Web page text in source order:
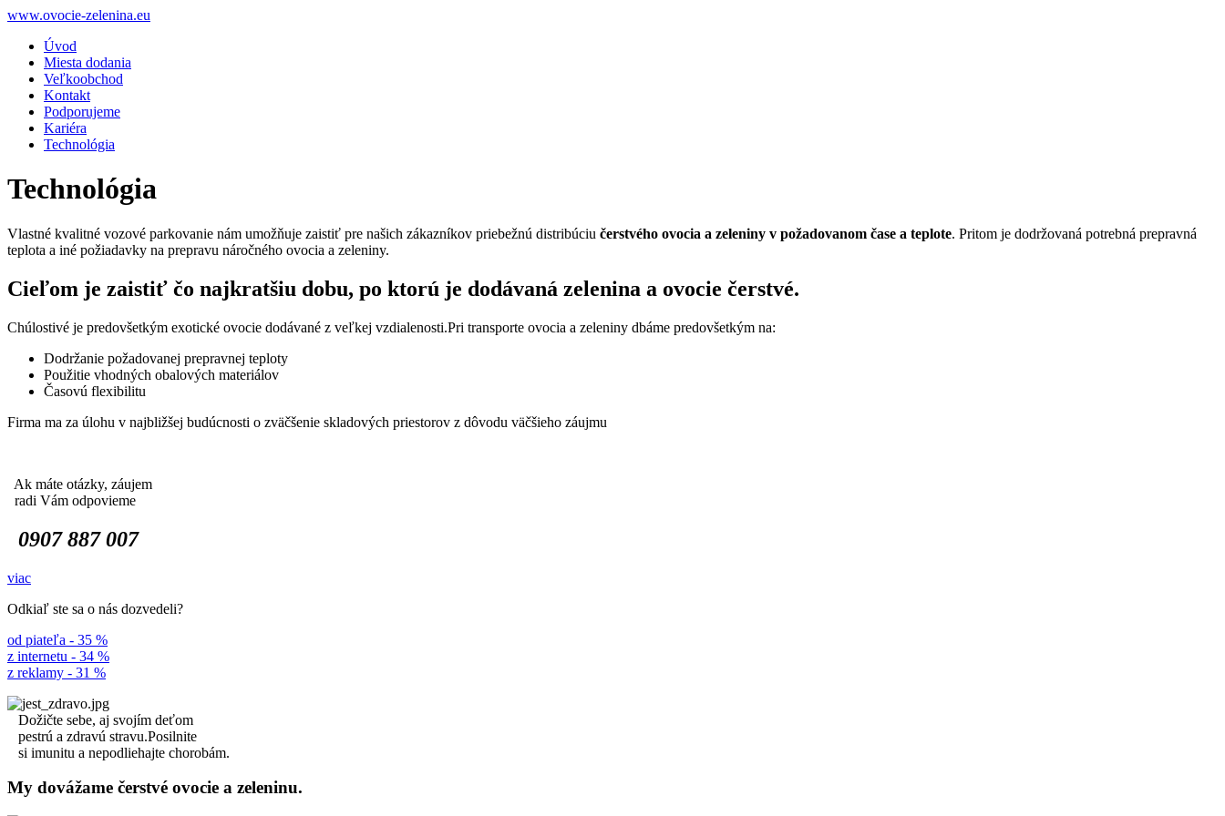
www.ovocie-zelenina.eu
Úvod
Miesta dodania
Veľkoobchod
Kontakt
Podporujeme
Kariéra
Technológia
Technológia
Vlastné kvalitné vozové parkovanie nám umožňuje zaistiť pre našich zákazníkov priebežnú distribúciu čerstvého ovocia a zeleniny v požadovanom čase a teplote. Pritom je dodržovaná potrebná prepravná
teplota a iné požiadavky na prepravu náročného ovocia a zeleniny.
Cieľom je zaistiť čo najkratšiu dobu, po ktorú je dodávaná zelenina a ovocie čerstvé.
Chúlostivé je predovšetkým exotické ovocie dodávané z veľkej vzdialenosti.Pri transporte ovocia a zeleniny dbáme predovšetkým na:
Dodržanie požadovanej prepravnej teploty
Použitie vhodných obalových materiálov
Časovú flexibilitu
Firma ma za úlohu v najbližšej budúcnosti o zväčšenie skladových priestorov z dôvodu väčšieho záujmu
Ak máte otázky, záujem
radi Vám odpovieme
0907 887 007
viac
Odkiaľ ste sa o nás dozvedeli?
od piateľa - 35 %
z internetu - 34 %
z reklamy - 31 %
Dožičte sebe, aj svojím deťom
pestrú a zdravú stravu.Posilnite
si imunitu a nepodliehajte chorobám.
My dovážame čerstvé ovocie a zeleninu.